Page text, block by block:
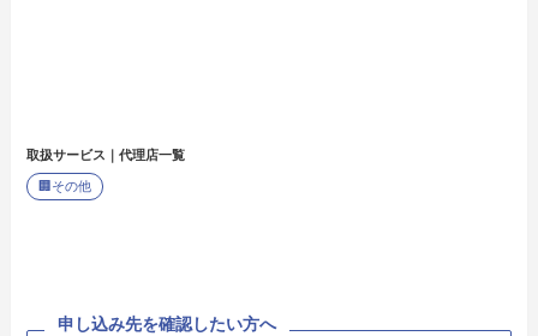
取扱サービス｜代理店一覧
🏢 その他
申し込み先を確認したい方へ